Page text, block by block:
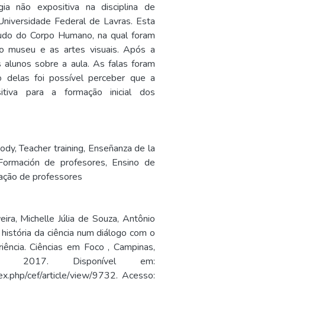
não expositiva na disciplina de
Federal de Lavras. Esta
do Corpo Humano, na qual foram
museu e as artes visuais. Após a
sobre a aula. As falas foram
delas foi possível perceber que a
para a formação inicial dos
,Teacher training, Enseñanza de la
de profesores, Ensino de
de professores
Michelle Júlia de Souza, Antônio
da ciência num diálogo com o
Ciências em Foco , Campinas,
Disponível em:
cef/article/view/9732. Acesso: